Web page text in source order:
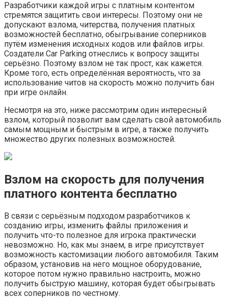
Разработчики каждой игры с платным контентом
стремятся защитить свои интересы. Поэтому они не
допускают взлома, читерства, получения платных
возможностей бесплатно, обыгрывание соперников
путём изменения исходных кодов или файлов игры.
Создатели Car Parking отнеслись к вопросу защиты
серьёзно. Поэтому взлом не так прост, как кажется.
Кроме того, есть определённая вероятность, что за
использование читов на скорость можно получить бан
при игре онлайн.
Несмотря на это, ниже рассмотрим один интересный
взлом, который позволит вам сделать свой автомобиль
самым мощным и быстрым в игре, а также получить
множество других полезных возможностей.
Взлом на скорость для получения
платного контента бесплатно
В связи с серьёзным подходом разработчиков к
созданию игры, изменить файлы приложения и
получить что-то полезное для игрока практически
невозможно. Но, как мы знаем, в игре присутствует
возможность кастомизации любого автомобиля. Таким
образом, установив на него мощное оборудование,
которое потом нужно правильно настроить, можно
получить быструю машину, которая будет обыгрывать
всех соперников по честному.